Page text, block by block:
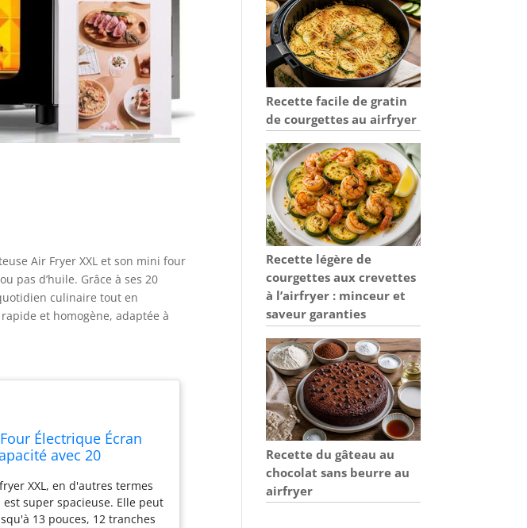
Air Fryer XXL et son mini four
pas d’huile. Grâce à ses 20
culinaire tout en
et homogène, adaptée à
Électrique Écran
avec 20
8h Timer, 7 Annexes
XXL, en d'autres termes
super spacieuse. Elle peut
13 pouces, 12 tranches
Recette facile de gratin
de courgettes au airfryer
Recette légère de
courgettes aux crevettes
à l’airfryer : minceur et
saveur garanties
Recette du gâteau au
chocolat sans beurre au
airfryer